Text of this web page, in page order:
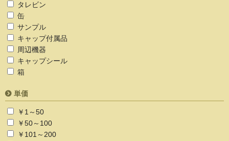
タレビン
缶
サンプル
キャップ付属品
周辺機器
キャップシール
箱
単価
￥1～50
￥50～100
￥101～200